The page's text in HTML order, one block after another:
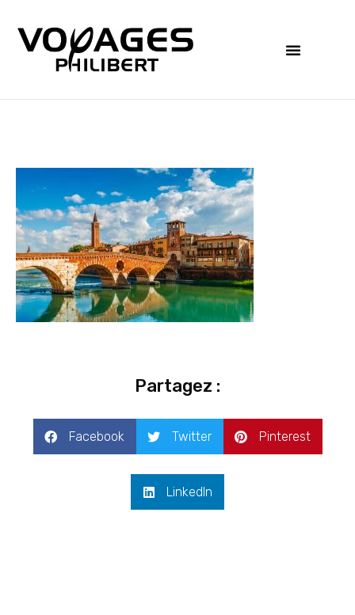
Partagez :
Facebook Twitter Pinterest
LinkedIn